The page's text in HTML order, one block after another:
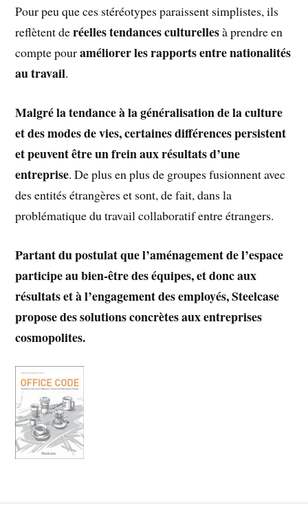
Pour peu que ces stéréotypes paraissent simplistes, ils
reflètent deréelles tendances culturellesà prendre en
compte pouraméliorer les rapports entre nationalités
au travail.
Malgré la tendance à lagénéralisation de la culture
et des modes de vies, certaines différences persistent
et peuvent être un frein aux résultats d’une
entreprise. De plus en plus de groupes fusionnent avec
des entités étrangères et sont, de fait, dans la
problématique du travail collaboratif entre étrangers.
Partant du postulat que l’aménagement de l’espace
participe au bien-être des équipes, et donc aux
résultats et à l’engagement des employés, Steelcase
propose des solutions concrètes aux entreprises
cosmopolites.